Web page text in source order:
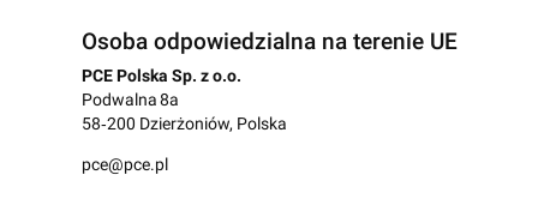
Osoba odpowiedzialna na terenie UE
PCE Polska Sp. z o.o.
Podwalna 8a
58‑200 Dzierżoniów, Polska
pce@pce.pl